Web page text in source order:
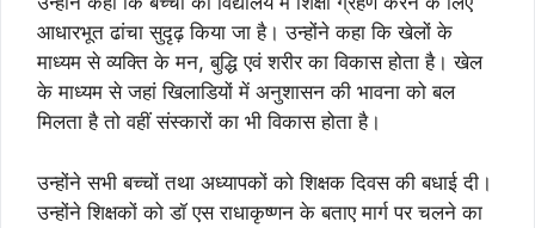
आधारभूत ढांचा सुदृढ़ किया जा है। उन्होंने कहा कि खेलों के
माध्यम से व्यक्ति के मन, बुद्धि एवं शरीर का विकास होता है। खेल
के माध्यम से जहां खिलाडियों में अनुशासन की भावना को बल
मिलता है तो वहीं संस्कारों का भी विकास होता है।
उन्होंने सभी बच्चों तथा अध्यापकों को शिक्षक दिवस की बधाई दी।
उन्होंने शिक्षकों को डॉ एस राधाकृष्णन के बताए मार्ग पर चलने का